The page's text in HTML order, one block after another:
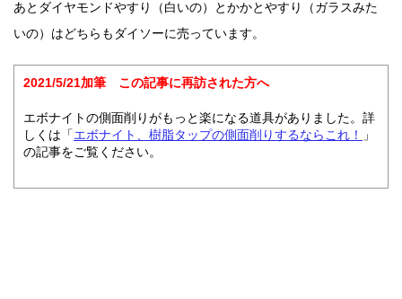
あとダイヤモンドやすり（白いの）とかかとやすり（ガラスみた
いの）はどちらもダイソーに売っています。
2021/5/21加筆 この記事に再訪された方へ
エボナイトの側面削りがもっと楽になる道具がありました。詳
しくは「 エボナイト、樹脂タップの側面削りするならこれ！
」
の記事をご覧ください。